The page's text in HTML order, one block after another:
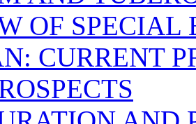
OF SPECIAL
CURRENT